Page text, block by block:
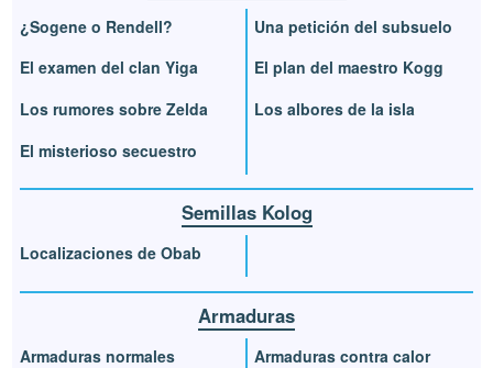
¿Sogene o Rendell?
El examen del clan Yiga
Los rumores sobre Zelda
El misterioso secuestro
Una petición del subsuelo
El plan del maestro Kogg
Los albores de la isla
Semillas Kolog
Localizaciones de Obab
Armaduras
Armaduras normales
Armaduras contra calor